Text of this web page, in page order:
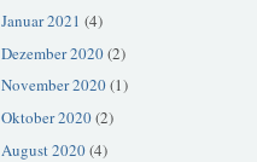
Januar 2021 (4)
Dezember 2020(2)
November 2020(1)
Oktober 2020(2)
August 2020(4)